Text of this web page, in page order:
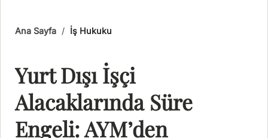
Ana Sayfa / İş Hukuku
Yurt Dışı İşçi
Alacaklarında Süre
Engeli: AYM’den